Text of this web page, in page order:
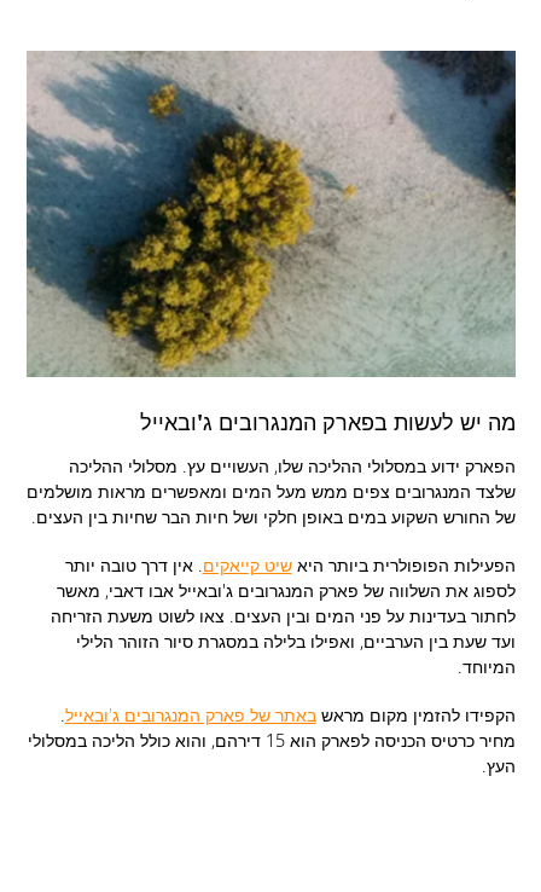
מה יש לעשות בפארק המנגרובים ג'ובאייל
הפארק ידוע במסלולי ההליכה שלו, העשויים עץ. מסלולי ההליכה
שלצד המנגרובים צפים ממש מעל המים ומאפשרים מראות מושלמים
של החורש השקוע במים באופן חלקי ושל חיות הבר שחיות בין העצים.
הפעילות הפופולרית ביותר היאשיט קייאקים . אין דרך טובה יותר
לספוג את השלווה של פארק המנגרובים ג'ובאייל אבו דאבי, מאשר
לחתור בעדינות על פני המים ובין העצים. צאו לשוט משעת הזריחה
ועד שעת בין הערביים, ואפילו בלילה במסגרת סיור הזוהר הלילי
המיוחד.
הקפידו להזמין מקום מראשבאתר של פארק המנגרובים ג'ובאייל
מחיר כרטיס הכניסה לפארק הוא 15 דירהם, והוא כולל הליכה במסלולי
העץ.